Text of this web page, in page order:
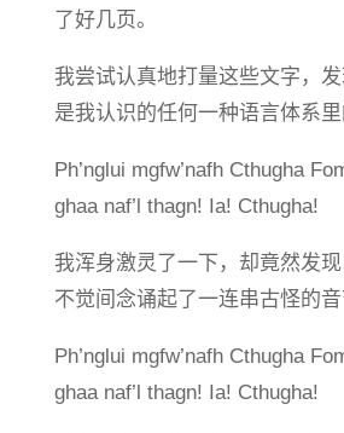
了好几页。
我尝试认真地打量这些文字，
是我认识的任何一种语言体系里
Ph’nglui mgfw’nafh Cthugha
ghaa naf’l thagn! Ia! Cthugha!
我浑身激灵了一下，却竟然发
不觉间念诵起了一连串古怪的音
Ph’nglui mgfw’nafh Cthugha
ghaa naf’l thagn! Ia! Cthugha!